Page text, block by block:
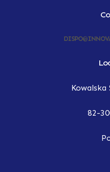
82-